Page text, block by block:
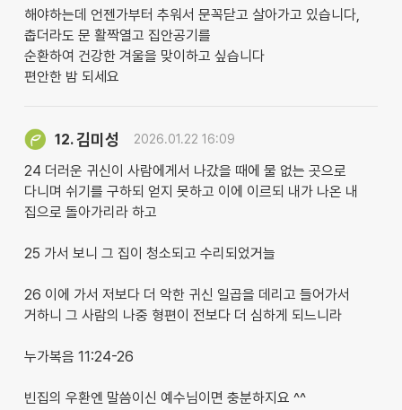
해야하는데 언젠가부터 추워서 문꼭닫고 살아가고 있습니다,
춥더라도 문 활짝열고 집안공기를
순환하여 건강한 겨울을 맞이하고 싶습니다
편안한 밤 되세요
12.김미성 2026.01.22 16:09
​24 더러운 귀신이 사람에게서 나갔을 때에 물 없는 곳으로
다니며 쉬기를 구하되 얻지 못하고 이에 이르되 내가 나온 내
집으로 돌아가리라 하고
​25 가서 보니 그 집이 청소되고 수리되었거늘
​26 이에 가서 저보다 더 악한 귀신 일곱을 데리고 들어가서
거하니 그 사람의 나중 형편이 전보다 더 심하게 되느니라
누가복음 11:24-26
빈집의 우환엔 말씀이신 예수님이면 충분하지요 ^^